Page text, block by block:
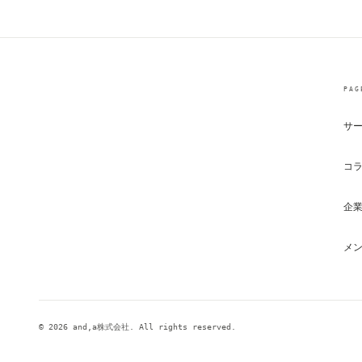
サ
コ
企
メ
© 2026 and,a株式会社. All rights reserved.